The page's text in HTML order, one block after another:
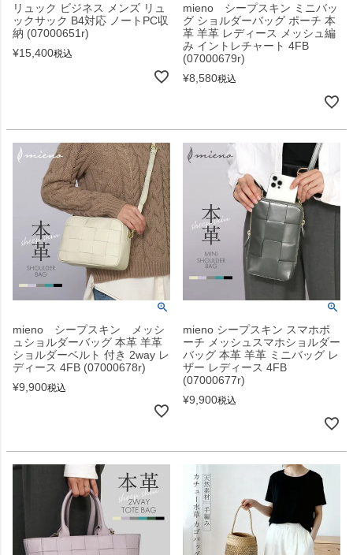
リュック ビジネス メンズ リュ
ックサック B4対応 ノートPC収
納 (07000651r)
¥15,400税込
mieno シープスキン ミニバッ
グ ショルダーバッグ ポーチ 本
革 羊革 レディース メッシュ編
み イントレチャート 4FB
(07000679r)
¥8,580税込
mieno シープスキン メッシ
ュショルダーバッグ 本革 羊革
ショルダーベルト 付き 2way レ
ディース 4FB (07000678r)
¥9,900税込
mieno シープスキン スマホポ
ーチ メッシュスマホショルダー
バッグ 本革 羊革 ミニバッグ レ
ザー レディース 4FB
(07000677r)
¥9,900税込